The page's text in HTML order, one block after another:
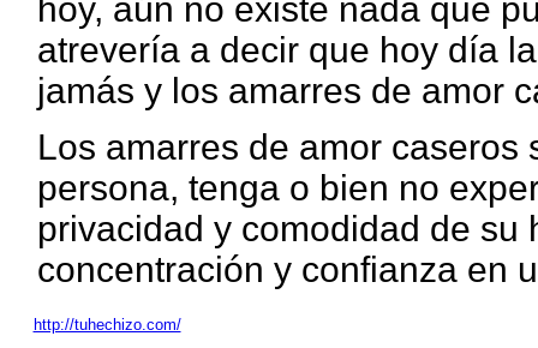
hoy, aún no existe nada que
atrevería a decir que hoy día
jamás y los amarres de amor
Los amarres de amor
persona, tenga o bien no
privacidad y comodidad de su
concentración y confianza en
http://tuhechizo.com/